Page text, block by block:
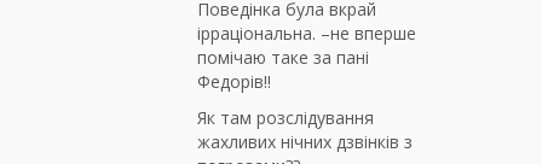
Поведінка була вкрай
ірраціональна. –не вперше
помічаю таке за пані
Федорів!!
Як там розслідування
жахливих нічних дзвінків з